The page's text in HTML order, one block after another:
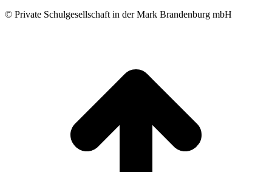
© Private Schulgesellschaft in der Mark Brandenburg mbH